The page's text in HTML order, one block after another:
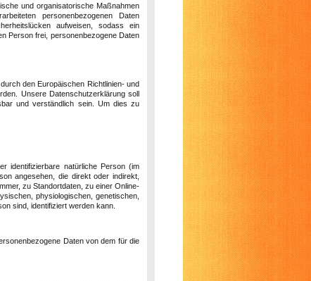
und organisatorische Maßnahmen
personenbezogenen Daten
aufweisen, sodass ein
Person frei, personenbezogene Daten
den Europäischen Richtlinien- und
Unsere Datenschutzerklärung soll
und verständlich sein. Um dies zu
identifizierbare natürliche Person (im
angesehen, die direkt oder indirekt,
zu Standortdaten, zu einer Online-
physiologischen, genetischen,
sind, identifiziert werden kann.
Daten von dem für die